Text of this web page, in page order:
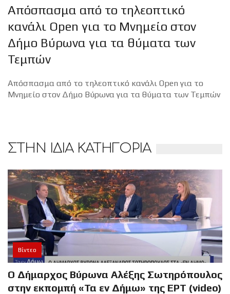
Απόσπασμα από το τηλεοπτικό
κανάλι Open για το Μνημείο στον
Δήμο Βύρωνα για τα θύματα των
Τεμπών
Απόσπασμα από το τηλεοπτικό κανάλι Open για το
Μνημείο στον Δήμο Βύρωνα για τα θύματα των Τεμπών
ΣΤΗΝ ΙΔΙΑ ΚΑΤΗΓΟΡΙΑ
Βίντεο
Ο Δήμαρχος Βύρωνα Αλέξης Σωτηρόπουλος
στην εκπομπή «Τα εν Δήμω» της ΕΡΤ (video)